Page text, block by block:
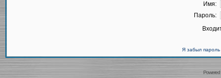
Имя:
Пароль:
Я забыл пароль